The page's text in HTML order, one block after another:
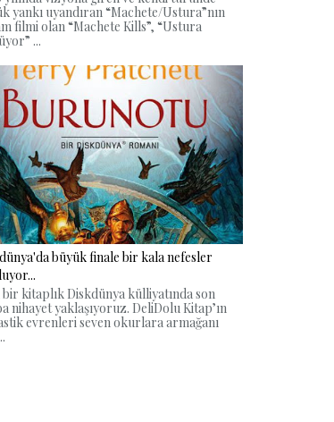
yankı uyandıran “Machete/Ustura”nın
filmi olan “Machete Kills”, “Ustura
...
büyük finale bir kala nefesler
bir kitaplık Diskdünya külliyatında son
nihayet yaklaşıyoruz. DeliDolu Kitap’ın
evrenleri seven okurlara armağanı